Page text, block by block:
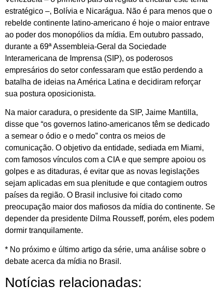
estratégico –, Bolívia e Nicarágua. Não é para menos que o
rebelde continente latino-americano é hoje o maior entrave
ao poder dos monopólios da mídia. Em outubro passado,
durante a 69ª Assembleia-Geral da Sociedade
Interamericana de Imprensa (SIP), os poderosos
empresários do setor confessaram que estão perdendo a
batalha de ideias na América Latina e decidiram reforçar
sua postura oposicionista.
Na maior caradura, o presidente da SIP, Jaime Mantilla,
disse que “os governos latino-americanos têm se dedicado
a semear o ódio e o medo” contra os meios de
comunicação. O objetivo da entidade, sediada em Miami,
com famosos vínculos com a CIA e que sempre apoiou os
golpes e as ditaduras, é evitar que as novas legislações
sejam aplicadas em sua plenitude e que contagiem outros
países da região. O Brasil inclusive foi citado como
preocupação maior dos mafiosos da mídia do continente. Se
depender da presidente Dilma Rousseff, porém, eles podem
dormir tranquilamente.
* No próximo e último artigo da série, uma análise sobre o
debate acerca da mídia no Brasil.
Notícias relacionadas: